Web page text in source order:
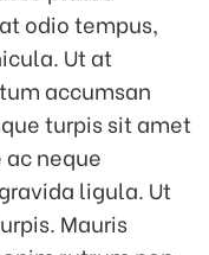
odio tempus,
Ut at
accumsan
turpis sit amet
neque
ligula. Ut
Mauris